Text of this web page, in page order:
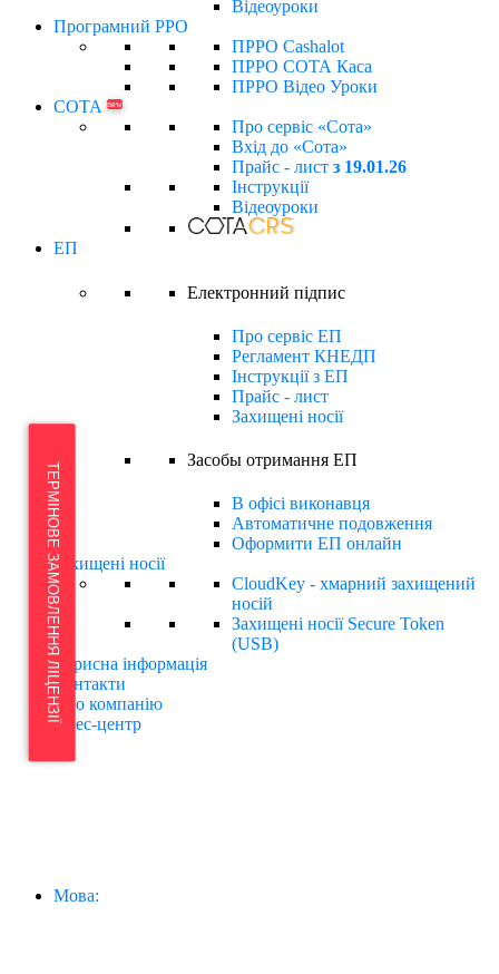
Відеоуроки
Програмний РРО
ПРРО Cashalot
ПРРО СОТА Каса
ПРРО Відео Уроки
СОТА
new
Про сервіс «Сота»
Вхід до «Сота»
Прайс - лист з 19.01.26
Інструкції
Відеоуроки
ЕП
Електронний підпиc
Про сервіс ЕП
Регламент КНЕДП
Інструкції з ЕП
Прайс - лист
Захищені носії
Засобы отримання ЕП
В офісі виконавця
Автоматичне подовження
Оформити ЕП онлайн
Захищені носії
CloudKey - хмарний захищений
носій
Захищені носії Secure Token
(USB)
Корисна інформація
Контакти
Про компанію
Прес-центр
Мова:
ТЕРМІНОВЕ ЗАМОВЛЕННЯ ЛІЦЕНЗІЇ